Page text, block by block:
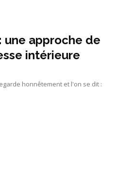
une approche de
intérieure
honnêtement et l'on se dit :